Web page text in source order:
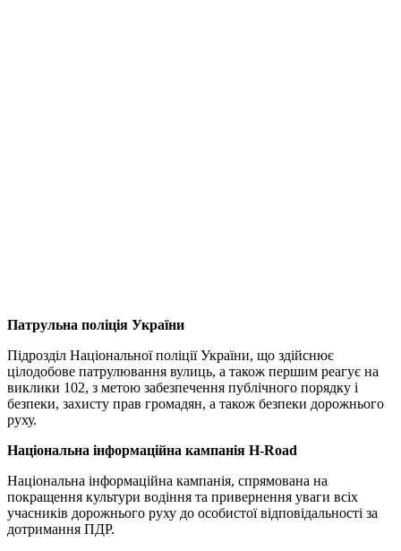
Патрульна поліція України
Підрозділ Національної поліції України, що здійснює
цілодобове патрулювання вулиць, а також першим реагує на
виклики 102, з метою забезпечення публічного порядку і
безпеки, захисту прав громадян, а також безпеки дорожнього
руху.
Національна інформаційна кампанія H-Road
Національна інформаційна кампанія, спрямована на
покращення культури водіння та привернення уваги всіх
учасників дорожнього руху до особистої відповідальності за
дотримання ПДР.